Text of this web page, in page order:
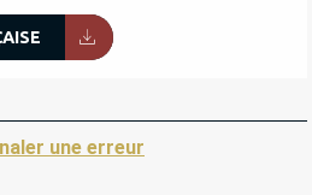
une erreur